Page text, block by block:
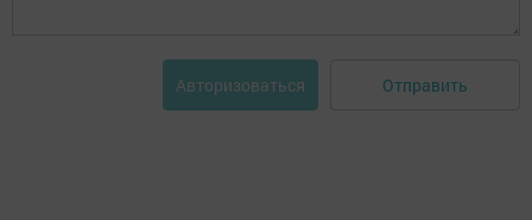
Авторизоваться Отправить